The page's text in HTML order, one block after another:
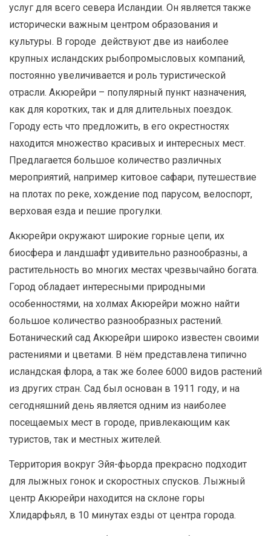
услуг для всего севера Исландии. Он является также
исторически важным центром образования и
культуры. В городе действуют две из наиболее
крупных исландских рыбопромысловых компаний,
постоянно увеличивается и роль туристической
отрасли. Акюрейри – популярный пункт назначения,
как для коротких, так и для длительных поездок.
Городу есть что предложить, в его окрестностях
находится множество красивых и интересных мест.
Предлагается большое количество различных
мероприятий, например китовое сафари, путешествие
на плотах по реке, хождение под парусом, велоспорт,
верховая езда и пешие прогулки.
Акюрейри окружают широкие горные цепи, их
биосфера и ландшафт удивительно разнообразны, а
растительность во многих местах чрезвычайно богата.
Город обладает интересными природными
особенностями, на холмах Акюрейри можно найти
большое количество разнообразных растений.
Ботанический сад Акюрейри широко известен своими
растениями и цветами. В нём представлена типично
исландская флора, а так же более 6000 видов растений
из других стран. Сад был основан в 1911 году, и на
сегодняшний день является одним из наиболее
посещаемых мест в городе, привлекающим как
туристов, так и местных жителей.
Территория вокруг Эйя-фьорда прекрасно подходит
для лыжных гонок и скоростных спусков. Лыжный
центр Акюрейри находится на склоне горы
Хлидарфьял, в 10 минутах езды от центра города.